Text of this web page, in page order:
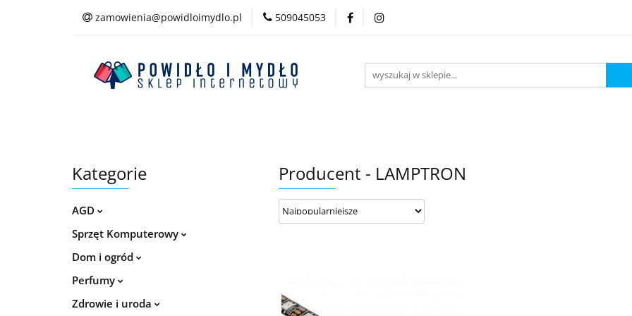
zamowienia@powidloimydlo.pl 509045053
Kategorie
AGD
Sprzęt Komputerowy
Dom i ogród
Perfumy
Zdrowie i uroda
Producent - LAMPTRON